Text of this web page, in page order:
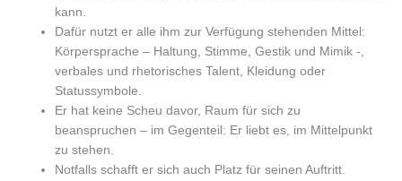
kann.
Dafür nutzt er alle ihm zur Verfügung stehenden Mittel:
Körpersprache – Haltung, Stimme, Gestik und Mimik -,
verbales und rhetorisches Talent, Kleidung oder
Statussymbole.
Er hat keine Scheu davor, Raum für sich zu
beanspruchen – im Gegenteil: Er liebt es, im Mittelpunkt
zu stehen.
Notfalls schafft er sich auch Platz für seinen Auftritt.